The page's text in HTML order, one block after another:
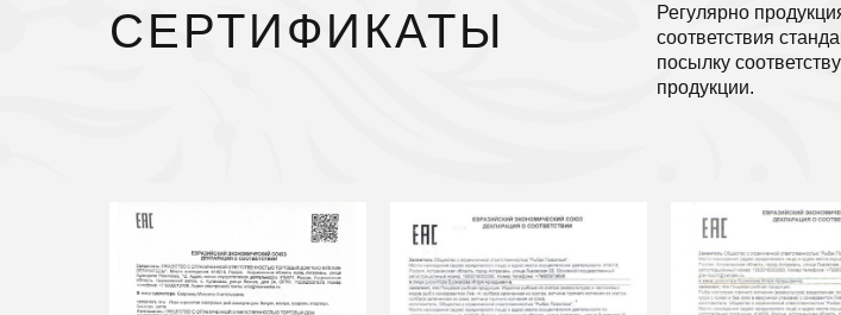
СЕРТИФИКАТЫ
Регулярно
соответствия
посылку
продукции.